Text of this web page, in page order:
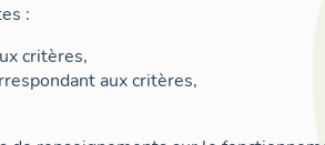
:
critères,
aux critères,